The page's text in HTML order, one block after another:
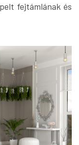
fejtámlának és